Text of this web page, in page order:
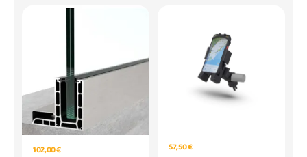
102,00 € 57,50 €